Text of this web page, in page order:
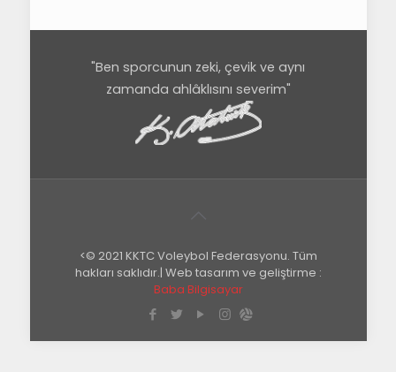
"Ben sporcunun zeki, çevik ve aynı
zamanda ahlâklısını severim"
<© 2021 KKTC Voleybol Federasyonu. Tüm
hakları saklıdır.| Web tasarım ve geliştirme :
Baba Bilgisayar